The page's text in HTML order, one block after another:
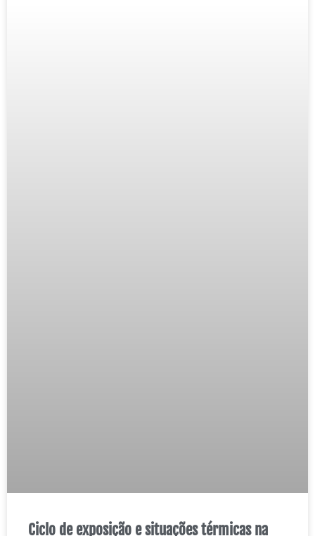
Ciclo de exposição e situações térmicas na